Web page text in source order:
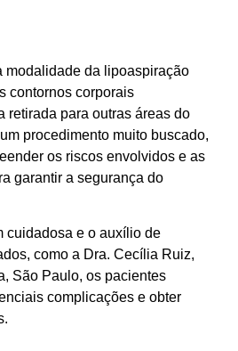
modalidade da lipoaspiração
contornos corporais
retirada para outras áreas do
procedimento muito buscado,
os riscos envolvidos e as
garantir a segurança do
cuidadosa e o auxílio de
como a Dra. Cecília Ruiz,
São Paulo, os pacientes
complicações e obter